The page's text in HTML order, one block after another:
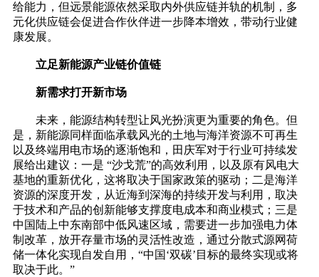
给能力，但远景能源依然采取内外供应链并轨的机制，多
元化供应链会促进合作伙伴进一步降本增效，带动行业健
康发展。
立足新能源产业链价值链
新需求打开新市场
未来，能源结构转型让风光扮演更为重要的角色。但
是，新能源同样面临承载风光的土地与海洋资源不可再生
以及终端用电市场的逐渐饱和，田庆军对于行业可持续发
展给出建议：一是 “沙戈荒”的高效利用，以及原有风电大
基地的重新优化，这将取决于国家政策的驱动；二是海洋
资源的深度开发，从近海到深海的持续开发与利用，取决
于技术和产品的创新能够支撑度电成本和商业模式；三是
中国陆上中东南部中低风速区域，需要进一步加强电力体
制改革，放开存量市场的灵活性改造，通过分散式源网荷
储一体化实现自发自用，“中国‘双碳’目标的最终实现或将
取决于此。”